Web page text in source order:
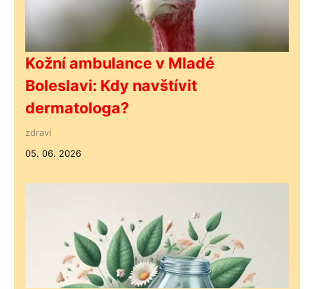
Kožní ambulance v Mladé
Boleslavi: Kdy navštívit
dermatologa?
zdraví
05. 06. 2026